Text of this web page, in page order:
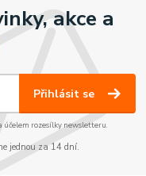
akce a
Přihlásit se
účelem rozesílky newsletteru.
jednou za 14 dní.